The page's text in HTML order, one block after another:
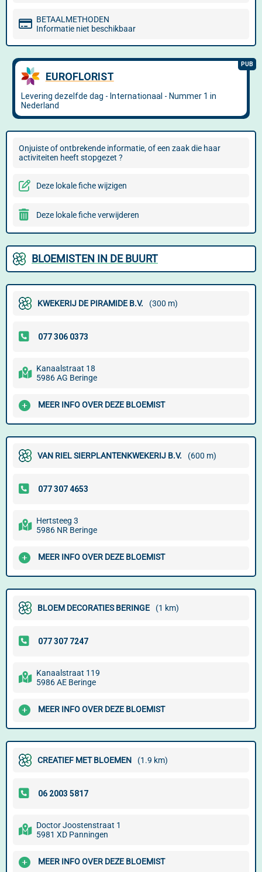
BETAALMETHODEN
Informatie niet beschikbaar
Onjuiste of ontbrekende informatie, of een zaak die haar
activiteiten heeft stopgezet ?
Deze lokale fiche wijzigen
Deze lokale fiche verwijderen
BLOEMISTEN IN DE BUURT
KWEKERIJ DE PIRAMIDE B.V. (300 m)
Kanaalstraat 18
5986 AG Beringe
MEER INFO OVER DEZE BLOEMIST
VAN RIEL SIERPLANTENKWEKERIJ B.V. (600 m)
Hertsteeg 3
5986 NR Beringe
MEER INFO OVER DEZE BLOEMIST
BLOEM DECORATIES BERINGE (1 km)
Kanaalstraat 119
5986 AE Beringe
MEER INFO OVER DEZE BLOEMIST
CREATIEF MET BLOEMEN (1.9 km)
Doctor Joostenstraat 1
5981 XD Panningen
MEER INFO OVER DEZE BLOEMIST